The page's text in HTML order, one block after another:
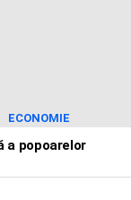
ECONOMIE
a popoarelor